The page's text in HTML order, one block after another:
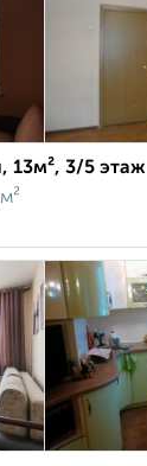
13м², 3/5 этаж